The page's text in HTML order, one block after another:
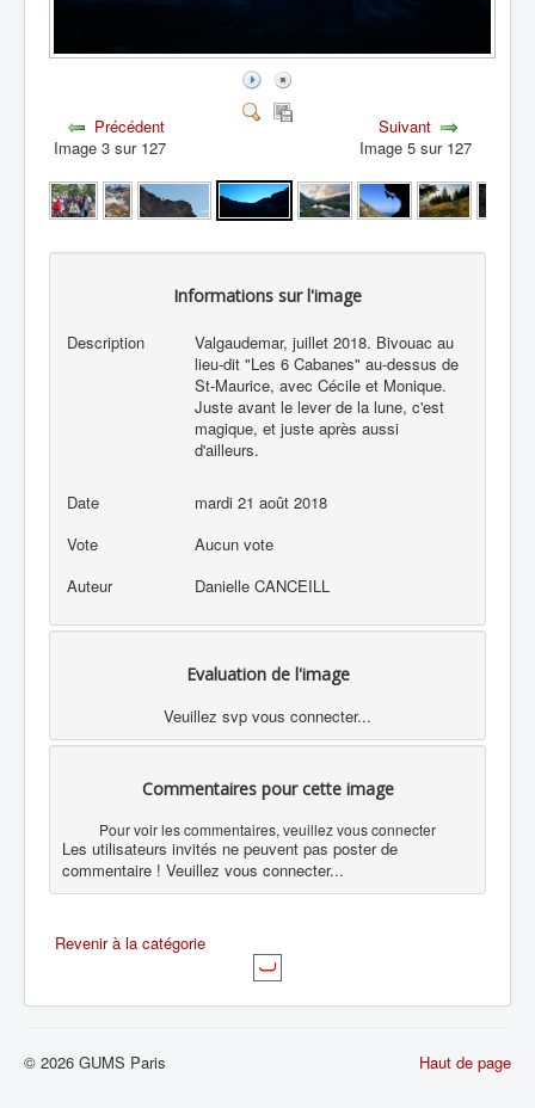
Précédent
Image 3 sur 127
Suivant
Image 5 sur 127
Informations sur l'image
Description
Valgaudemar, juillet 2018. Bivouac au
lieu-dit "Les 6 Cabanes" au-dessus de
St-Maurice, avec Cécile et Monique.
Juste avant le lever de la lune, c'est
magique, et juste après aussi
d'ailleurs.
Date
mardi 21 août 2018
Vote
Aucun vote
Auteur
Danielle CANCEILL
Evaluation de l'image
Veuillez svp vous connecter...
Commentaires pour cette image
Pour voir les commentaires, veuillez vous connecter
Les utilisateurs invités ne peuvent pas poster de
commentaire ! Veuillez vous connecter...
Revenir à la catégorie
Haut de page
© 2026 GUMS Paris